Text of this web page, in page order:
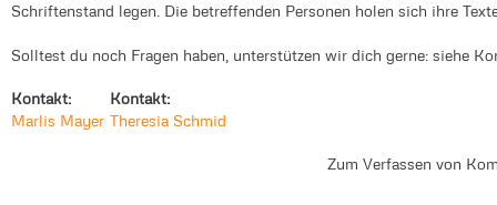
Schriftenstand legen. Die betreffenden Personen holen sich ihre
Solltest du noch Fragen haben, unterstützen wir dich gerne: siehe
Kontakt:
Marlis Mayer
Kontakt:
Theresia Schmid
Zum Verfassen von